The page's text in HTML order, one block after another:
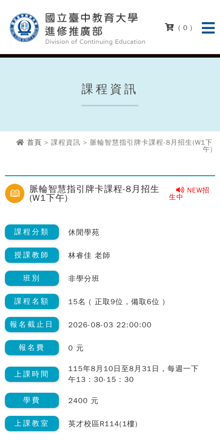
( 0 )
課程資訊
首頁 > 課程資訊 > 脈輪智慧指引牌卡課程-8月招生(W1下
午)
脈輪智慧指引牌卡課程-8月招生
(W1下午)
NEW招
生中
課程分類 休閒學苑
授課教師 林睿佳 老師
班別 非學分班
課程名額 15名 ( 正取9位，備取6位 )
報名截止日 2026-08-03 22:00:00
報名費 0 元
上課時間
115年8月10日至8月31日，每週一下
午13：30-15：30
學費 2400 元
上課教室 英才校區R114(1樓)